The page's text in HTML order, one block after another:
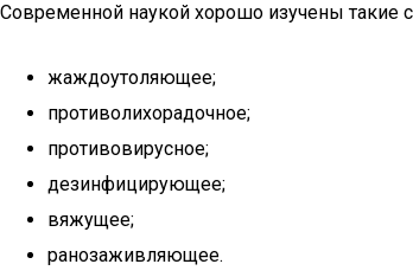
Современной наукой хорошо изучены такие
жаждоутоляющее;
противолихорадочное;
противовирусное;
дезинфицирующее;
вяжущее;
ранозаживляющее.